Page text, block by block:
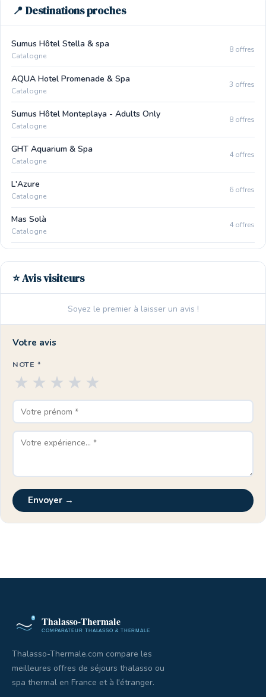
📍 Destinations proches
Sumus Hôtel Stella & spa
Catalogne
8 offres
AQUA Hotel Promenade & Spa
Catalogne
3 offres
Sumus Hôtel Monteplaya - Adults Only
Catalogne
8 offres
GHT Aquarium & Spa
Catalogne
4 offres
L'Azure
Catalogne
6 offres
Mas Solà
Catalogne
4 offres
⭐ Avis visiteurs
Soyez le premier à laisser un avis !
Votre avis
NOTE *
★
★
★
★
★
Envoyer →
Thalasso-Thermale.com compare les
meilleures offres de séjours thalasso ou
spa thermal en France et à l'étranger.